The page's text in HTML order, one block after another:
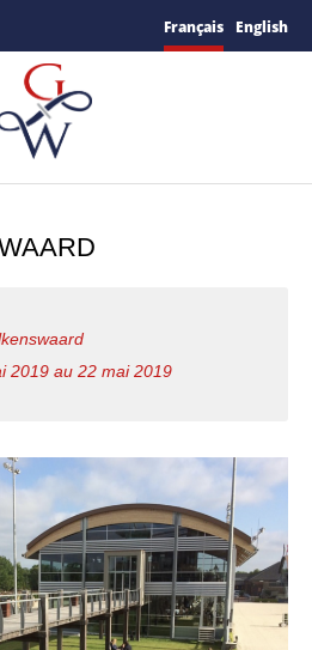
Français English
2019 au 22 mai 2019